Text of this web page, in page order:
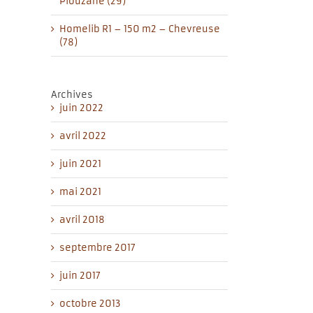
Homelib R1 – 150 m2 – Chevreuse
(78)
Archives
juin 2022
avril 2022
juin 2021
mai 2021
avril 2018
septembre 2017
juin 2017
octobre 2013